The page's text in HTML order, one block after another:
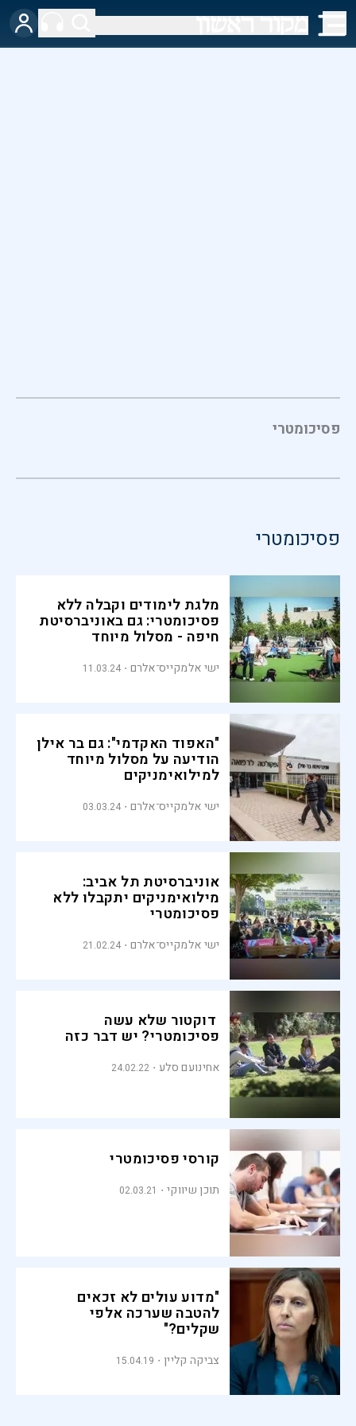
פסיכומטרי
פסיכומטרי
מלגת לימודים וקבלה ללא
פסיכומטרי: גם באוניברסיטת
חיפה - מסלול מיוחד
ישי אלמקייס־אלרם 11.03.24
"האפוד האקדמי": גם בר אילן
הודיעה על מסלול מיוחד
למילואימניקים
ישי אלמקייס־אלרם 03.03.24
אוניברסיטת תל אביב:
מילואימניקים יתקבלו ללא
פסיכומטרי
ישי אלמקייס־אלרם 21.02.24
דוקטור שלא עשה
פסיכומטרי? יש דבר כזה
אחינועם סלע 24.02.22
קורסי פסיכומטרי
תוכן שיווקי 02.03.21
"מדוע עולים לא זכאים
להטבה שערכה אלפי
שקלים?"
צביקה קליין 15.04.19